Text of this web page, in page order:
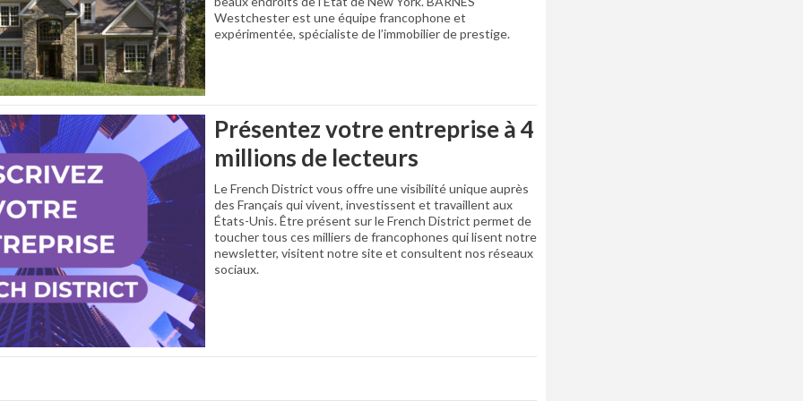
Westchester est une équipe francophone et
expérimentée, spécialiste de l’immobilier de prestige.
Présentez votre entreprise à 4
millions de lecteurs
Le French District vous offre une visibilité unique auprès
des Français qui vivent, investissent et travaillent aux
États-Unis. Être présent sur le French District permet de
toucher tous ces milliers de francophones qui lisent notre
newsletter, visitent notre site et consultent nos réseaux
sociaux.